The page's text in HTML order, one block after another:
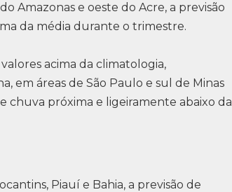
Amazonas e oeste do Acre, a previsão
da média durante o trimestre.
acima da climatologia,
em áreas de São Paulo e sul de Minas
chuva próxima e ligeiramente abaixo da
Piauí e Bahia, a previsão de